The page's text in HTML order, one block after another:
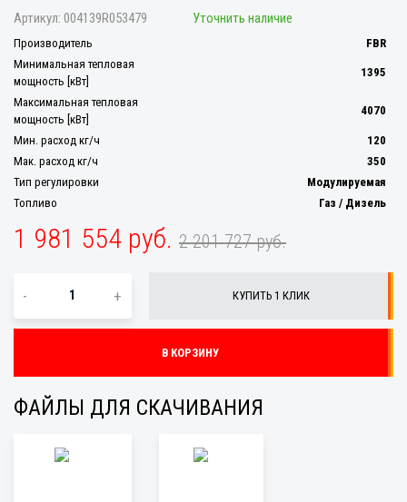
Артикул: 004139R053479 Уточнить наличие
Производитель
FBR
Минимальная тепловая
мощность [кВт]
1395
Максимальная тепловая
мощность [кВт]
4070
Мин. расход кг/ч
120
Мак. расход кг/ч
350
Тип регулировки
Модулируемая
Топливо
Газ / Дизель
1 981 554 руб. 2 201 727 руб.
- + КУПИТЬ 1 КЛИК
В КОРЗИНУ
ФАЙЛЫ ДЛЯ СКАЧИВАНИЯ